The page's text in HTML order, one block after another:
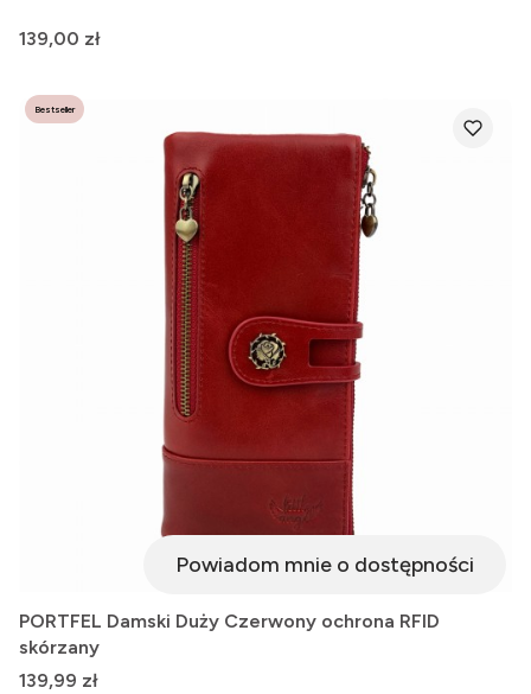
Cena
139,00 zł
Bestseller
Powiadom mnie o dostępności
PORTFEL Damski Duży Czerwony ochrona RFID
skórzany
Cena
139,99 zł